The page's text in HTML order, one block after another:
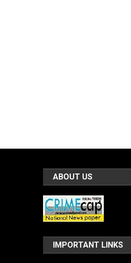
ABOUT US
IMPORTANT LINKS